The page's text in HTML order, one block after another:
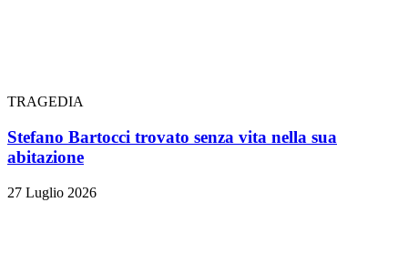
TRAGEDIA
Stefano Bartocci trovato senza vita nella sua
abitazione
27 Luglio 2026